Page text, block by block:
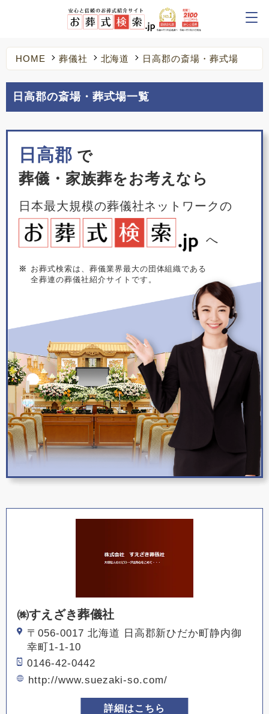
HOME 葬儀社 北海道 日高郡の斎場・葬式場
日高郡の斎場・葬式場一覧
日高郡 で
葬儀・家族葬をお考えなら
日本最大規模の葬儀社ネットワークの
へ
※
お葬式検索は、葬儀業界最大の団体組織である
全葬連の葬儀社紹介サイトです。
㈱すえざき葬儀社
〒056-0017 北海道 日高郡新ひだか町静内御
幸町1-1-10
0146-42-0442
http://www.suezaki-so.com/
詳細はこちら